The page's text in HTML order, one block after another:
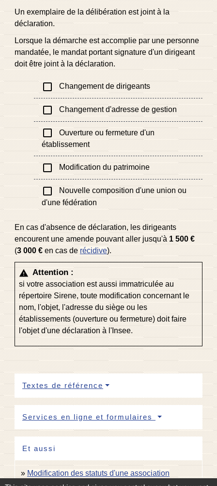
Un exemplaire de la délibération est joint à la
déclaration.
Lorsque la démarche est accomplie par une personne
mandatée, le mandat portant signature d'un dirigeant
doit être joint à la déclaration.
check_box_outline_blank Changement de dirigeants
check_box_outline_blank Changement d'adresse de gestion
check_box_outline_blank Ouverture ou fermeture d'un
établissement
check_box_outline_blank Modification du patrimoine
check_box_outline_blank Nouvelle composition d'une union ou
d'une fédération
En cas d'absence de déclaration, les dirigeants
encourent une amende pouvant aller jusqu'à1 500 €
(3 000 €en cas de récidive).
warning Attention :
si votre association est aussi immatriculée au
répertoire Sirene, toute modification concernant le
nom, l'objet, l'adresse du siège ou les
établissements (ouverture ou fermeture) doit faire
l'objet d'une déclaration à l'Insee.
Textes de référence
Services en ligne et formulaires
Et aussi
Modification des statuts d'une association
Formalités administratives d'une association